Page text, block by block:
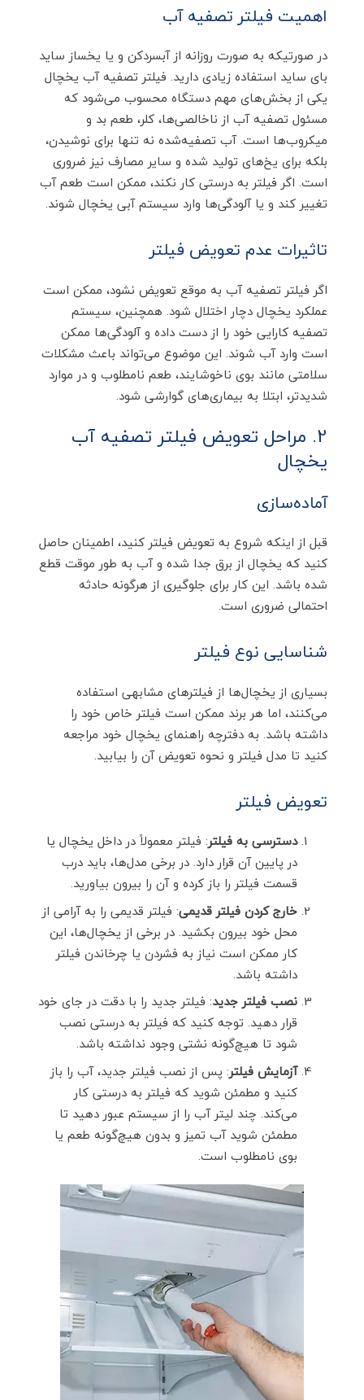
اهمیت فیلتر تصفیه آب
در صورتیکه به صورت روزانه از آبسردکن و یا یخساز ساید
بای ساید استفاده زیادی دارید. فیلتر تصفیه آب یخچال
یکی از بخش‌های مهم دستگاه محسوب می‌شود که
مسئول تصفیه آب از ناخالصی‌ها، کلر، طعم بد و
میکروب‌ها است. آب تصفیه‌شده نه تنها برای نوشیدن،
بلکه برای یخ‌های تولید شده و سایر مصارف نیز ضروری
است. اگر فیلتر به درستی کار نکند، ممکن است طعم آب
تغییر کند و یا آلودگی‌ها وارد سیستم آبی یخچال شوند.
تاثیرات عدم تعویض فیلتر
اگر فیلتر تصفیه آب به موقع تعویض نشود، ممکن است
عملکرد یخچال دچار اختلال شود. همچنین، سیستم
تصفیه کارایی خود را از دست داده و آلودگی‌ها ممکن
است وارد آب شوند. این موضوع می‌تواند باعث مشکلات
سلامتی مانند بوی ناخوشایند، طعم نامطلوب و در موارد
شدیدتر، ابتلا به بیماری‌های گوارشی شود.
2. مراحل تعویض فیلتر تصفیه آب
یخچال
آماده‌سازی
قبل از اینکه شروع به تعویض فیلتر کنید، اطمینان حاصل
کنید که یخچال از برق جدا شده و آب به طور موقت قطع
شده باشد. این کار برای جلوگیری از هرگونه حادثه
احتمالی ضروری است.
شناسایی نوع فیلتر
بسیاری از یخچال‌ها از فیلترهای مشابهی استفاده
می‌کنند، اما هر برند ممکن است فیلتر خاص خود را
داشته باشد. به دفترچه راهنمای یخچال خود مراجعه
کنید تا مدل فیلتر و نحوه تعویض آن را بیابید.
تعویض فیلتر
دسترسی به فیلتر: فیلتر معمولاً در داخل یخچال یا
در پایین آن قرار دارد. در برخی مدل‌ها، باید درب
قسمت فیلتر را باز کرده و آن را بیرون بیاورید.
خارج کردن فیلتر قدیمی: فیلتر قدیمی را به آرامی از
محل خود بیرون بکشید. در برخی از یخچال‌ها، این
کار ممکن است نیاز به فشردن یا چرخاندن فیلتر
داشته باشد.
نصب فیلتر جدید: فیلتر جدید را با دقت در جای خود
قرار دهید. توجه کنید که فیلتر به درستی نصب
شود تا هیچ‌گونه نشتی وجود نداشته باشد.
آزمایش فیلتر: پس از نصب فیلتر جدید، آب را باز
کنید و مطمئن شوید که فیلتر به درستی کار
می‌کند. چند لیتر آب را از سیستم عبور دهید تا
مطمئن شوید آب تمیز و بدون هیچ‌گونه طعم یا
بوی نامطلوب است.